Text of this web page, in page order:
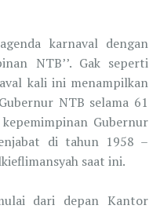
karnaval dengan
NTB’’. Gak seperti
kali ini menampilkan
NTB selama 61
Gubernur
di tahun 1958 –
saat ini.
dari depan Kantor